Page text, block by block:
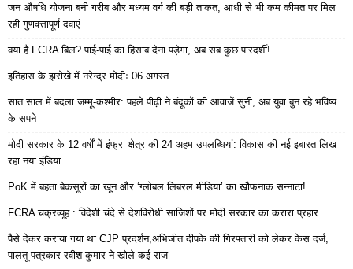
जन औषधि योजना बनी गरीब और मध्यम वर्ग की बड़ी ताकत, आधी से भी कम कीमत पर मिल
रही गुणवत्तापूर्ण दवाएं
क्या है FCRA बिल? पाई-पाई का हिसाब देना पड़ेगा, अब सब कुछ पारदर्शी!
इतिहास के झरोखे में नरेन्द्र मोदीः 06 अगस्त
सात साल में बदला जम्मू-कश्मीर: पहले पीढ़ी ने बंदूकों की आवाजें सुनी, अब युवा बुन रहे भविष्य
के सपने
मोदी सरकार के 12 वर्षों में इंफ्रा क्षेत्र की 24 अहम उपलब्धियां: विकास की नई इबारत लिख
रहा नया इंडिया
PoK में बहता बेकसूरों का खून और ‘ग्लोबल लिबरल मीडिया’ का खौफनाक सन्नाटा!
FCRA चक्रव्यूह : विदेशी चंदे से देशविरोधी साजिशों पर मोदी सरकार का करारा प्रहार
पैसे देकर कराया गया था CJP प्रदर्शन,अभिजीत दीपके की गिरफ्तारी को लेकर केस दर्ज,
पालतू पत्रकार रवीश कुमार ने खोले कई राज